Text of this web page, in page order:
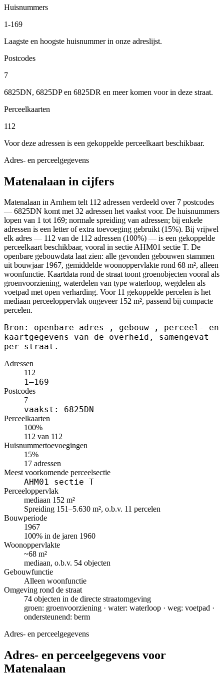
Huisnummers
1-169
Laagste en hoogste huisnummer in onze adreslijst.
Postcodes
7
6825DN, 6825DP en 6825DR en meer komen voor in deze straat.
Perceelkaarten
112
Voor deze adressen is een gekoppelde perceelkaart beschikbaar.
Adres- en perceelgegevens
Matenalaan in cijfers
Matenalaan in Arnhem telt 112 adressen verdeeld over 7 postcodes
— 6825DN komt met 32 adressen het vaakst voor. De huisnummers
lopen van 1 tot 169; normale spreiding van adressen; bij enkele
adressen is een letter of extra toevoeging gebruikt (15%). Bij vrijwel
elk adres — 112 van de 112 adressen (100%) — is een gekoppelde
perceelkaart beschikbaar, vooral in sectie AHM01 sectie T. De
openbare gebouwdata laat zien: alle gevonden gebouwen stammen
uit bouwjaar 1967, gemiddelde woonoppervlakte rond 68 m², alleen
woonfunctie. Kaartdata rond de straat toont groenobjecten vooral als
groenvoorziening, waterdelen van type waterloop, wegdelen als
voetpad met open verharding. Voor 11 gekoppelde percelen is het
mediaan perceeloppervlak ongeveer 152 m², passend bij compacte
percelen.
Bron: openbare adres-, gebouw-, perceel- en
kaartgegevens van de overheid, samengevat
per straat.
Adressen
112
1–169
Postcodes
7
vaakst: 6825DN
Perceelkaarten
100%
112 van 112
Huisnummertoevoegingen
15%
17 adressen
Meest voorkomende perceelsectie
AHM01 sectie T
Perceeloppervlak
mediaan 152 m²
Spreiding 151–5.630 m², o.b.v. 11 percelen
Bouwperiode
1967
100% in de jaren 1960
Woonoppervlakte
~68 m²
mediaan, o.b.v. 54 objecten
Gebouwfunctie
Alleen woonfunctie
Omgeving rond de straat
74 objecten in de directe straatomgeving
groen: groenvoorziening · water: waterloop · weg: voetpad ·
ondersteunend: berm
Adres- en perceelgegevens
Adres- en perceelgegevens voor
Matenalaan